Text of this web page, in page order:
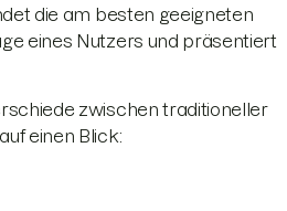
die am besten geeigneten
eines Nutzers und präsentiert
zwischen traditioneller
einen Blick: